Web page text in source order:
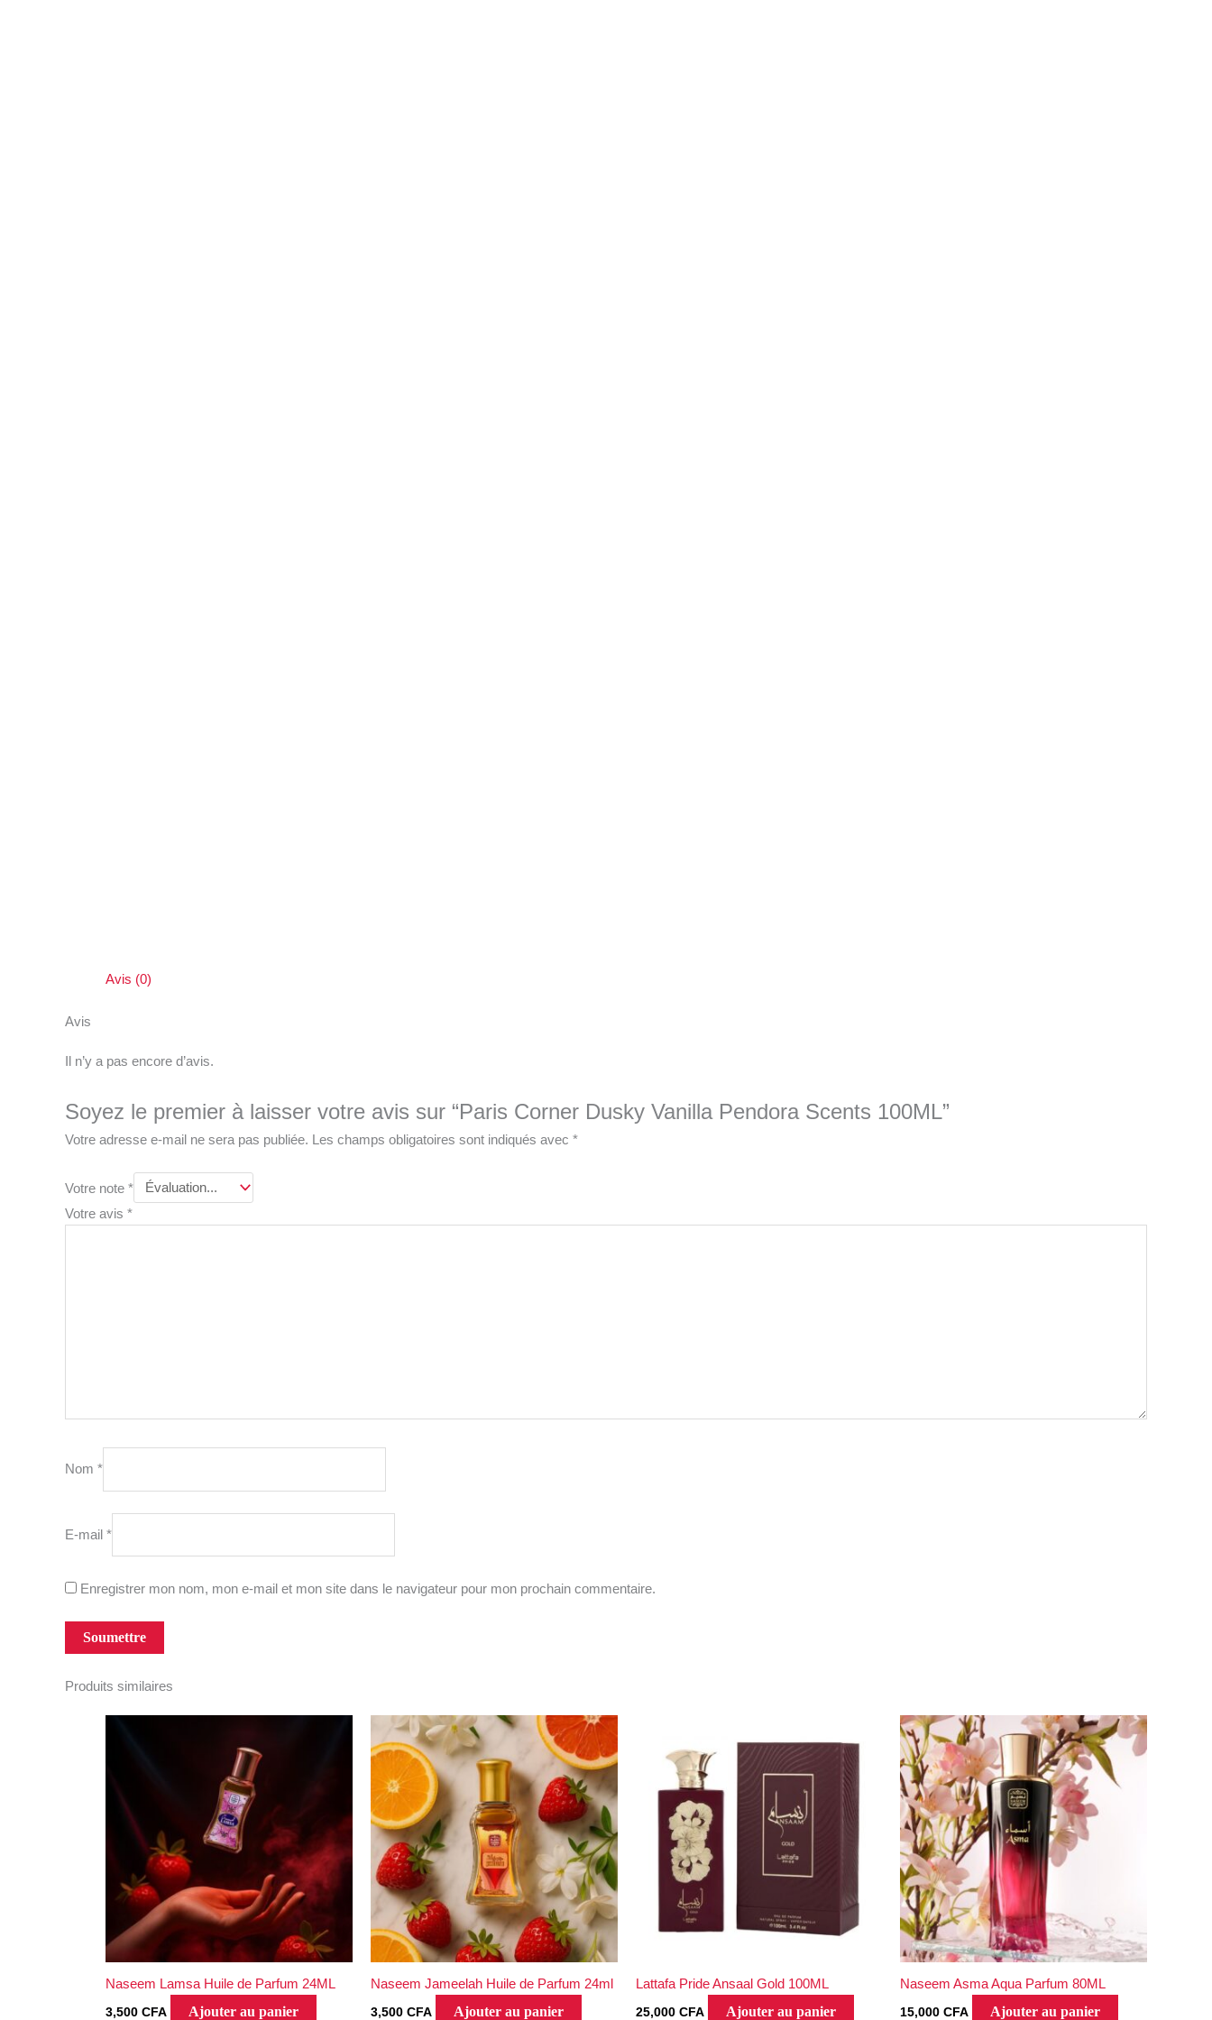
Avis (0)
Avis
Il n’y a pas encore d’avis.
Soyez le premier à laisser votre avis sur “Paris Corner Dusky Vanilla Pendora Scents 100ML”
Votre adresse e-mail ne sera pas publiée. Les champs obligatoires sont indiqués avec *
Votre note *
Votre avis *
Nom *
E-mail *
Enregistrer mon nom, mon e-mail et mon site dans le navigateur pour mon prochain commentaire.
Produits similaires
Naseem Lamsa Huile de Parfum 24ML
3,500 CFA Ajouter au panier
Naseem Jameelah Huile de Parfum 24ml
3,500 CFA Ajouter au panier
Lattafa Pride Ansaal Gold 100ML
25,000 CFA Ajouter au panier
Naseem Asma Aqua Parfum 80ML
15,000CFA Ajouter au panier